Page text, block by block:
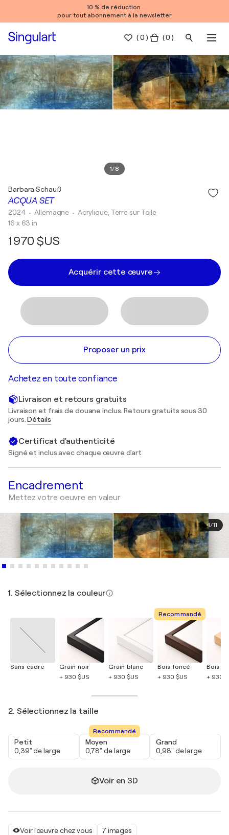
10 % de réduction
pour tout abonnement à la newsletter
(0 ) ( 0 )
1/8
Voir l'œuvre chez vous
7 images
ACQUA SET
Barbara Schauß
2024 • Allemagne • Acrylique, Terre sur Toile
16 x 63 in
1 970 $US
Acquérir cette œuvre
Proposer un prix
Achetez en toute confiance
Livraison et retours gratuits
Livraison et frais de douane inclus. Retours gratuits sous 30
jours.Détails
Certificat d'authenticité
Signé et inclus avec chaque œuvre d'art
Encadrement
Mettez votre oeuvre en valeur
1/11
1. Sélectionnez la couleur
Sans cadre
Grain noir
+ 930 $US
Grain blanc
+ 930 $US
Recommandé
Bois foncé
+ 930 $US
Bois
+ 930
2. Sélectionnez la taille
Petit
0,39" de large
Recommandé
Moyen
0,78" de large
Grand
0,98" de large
Voir en 3D